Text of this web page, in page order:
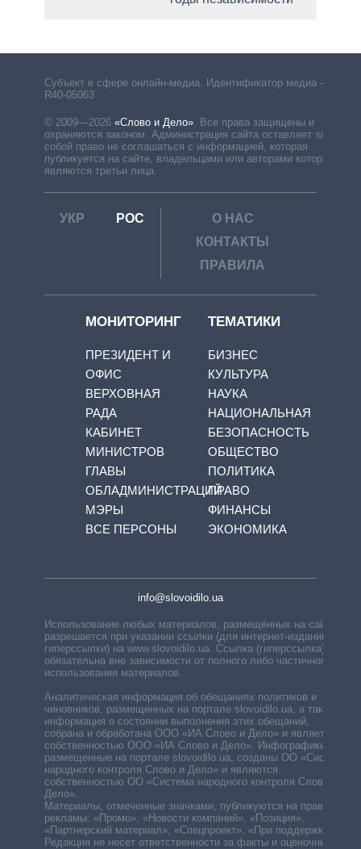
Субъект в сфере онлайн-медиа. Идентификатор медиа –
R40-05063
© 2009—2026 «Слово и Дело». Все права защищены и
охраняются законом. Администрация сайта оставляет за
собой право не соглашаться с информацией, которая
публикуется на сайте, владельцами или авторами которой
являются третьи лица.
УКР РОС
О НАС
КОНТАКТЫ
ПРАВИЛА
МОНИТОРИНГ
ПРЕЗИДЕНТ И
ОФИС
ВЕРХОВНАЯ
РАДА
КАБИНЕТ
МИНИСТРОВ
ГЛАВЫ
ОБЛАДМИНИСТРАЦИЙ
МЭРЫ
ВСЕ ПЕРСОНЫ
ТЕМАТИКИ
БИЗНЕС
КУЛЬТУРА
НАУКА
НАЦИОНАЛЬНАЯ
БЕЗОПАСНОСТЬ
ОБЩЕСТВО
ПОЛИТИКА
ПРАВО
ФИНАНСЫ
ЭКОНОМИКА
info@slovoidilo.ua
Использование любых материалов, размещённых на сайте,
разрешается при указании ссылки (для интернет-изданий —
гиперссылки) на www.slovoidilo.ua. Ссылка (гиперссылка)
обязательна вне зависимости от полного либо частичного
использования материалов.
Аналитическая информация об обещаниях политиков и
чиновников, размещенных на портале slovoidilo.ua, а также
информация о состоянии выполнения этих обещаний,
собрана и обработана ООО «ИА Слово и Дело» и является
собственностью ООО «ИА Слово и Дело». Инфографики,
размещенные на портале slovoidilo.ua, созданы ОО «Система
народного контроля Слово и Дело» и являются
собственностью ОО «Система народного контроля Слово и
Дело».
Материалы, отмеченные значками, публикуются на правах
рекламы: «Промо», «Новости компаний», «Позиция»,
«Партнерский материал», «Спецпроект», «При поддержке».
Редакция не несет ответственности за факты и оценочные